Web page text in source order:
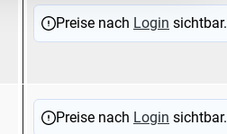
Preise nach Login sichtbar.
Preise nach Login sichtbar.